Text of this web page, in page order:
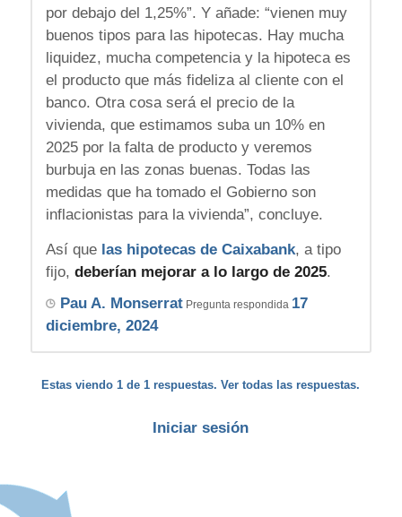
por debajo del 1,25%”. Y añade: “vienen muy
buenos tipos para las hipotecas. Hay mucha
liquidez, mucha competencia y la hipoteca es
el producto que más fideliza al cliente con el
banco. Otra cosa será el precio de la
vivienda, que estimamos suba un 10% en
2025 por la falta de producto y veremos
burbuja en las zonas buenas. Todas las
medidas que ha tomado el Gobierno son
inflacionistas para la vivienda”, concluye.
Así que las hipotecas de Caixabank, a tipo
fijo, deberían mejorar a lo largo de 2025.
Pau A. MonserratPregunta respondida 17
diciembre, 2024
Estas viendo 1 de 1 respuestas. Ver todas las respuestas.
Iniciar sesión